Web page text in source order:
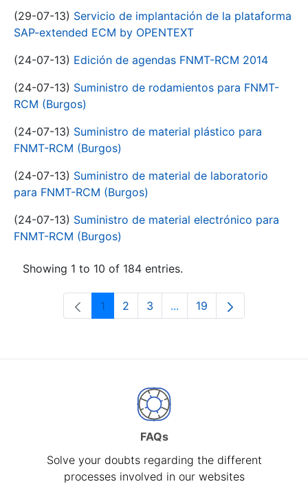
(29-07-13) Servicio de implantación de la plataforma
SAP-extended ECM by OPENTEXT
(24-07-13) Edición de agendas FNMT-RCM 2014
(24-07-13) Suministro de rodamientos para FNMT-
RCM (Burgos)
(24-07-13) Suministro de material plástico para
FNMT-RCM (Burgos)
(24-07-13) Suministro de material de laboratorio
para FNMT-RCM (Burgos)
(24-07-13) Suministro de material electrónico para
FNMT-RCM (Burgos)
Showing 1 to 10 of 184 entries.
Page
1 Page
2 Page
3 ...Intermediate Pages Use
Page
19
FAQs
Solve your doubts regarding the different
processes involved in our websites